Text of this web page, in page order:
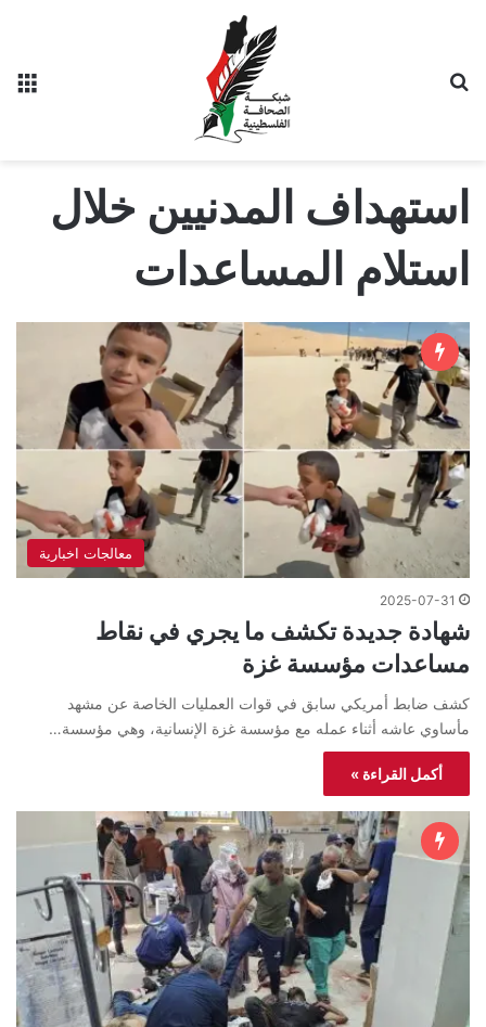
استهداف المدنيين خلال
استلام المساعدات
معالجات اخبارية
2025-07-31
شهادة جديدة تكشف ما يجري في نقاط
مساعدات مؤسسة غزة
كشف ضابط أمريكي سابق في قوات العمليات الخاصة عن مشهد
مأساوي عاشه أثناء عمله مع مؤسسة غزة الإنسانية، وهي مؤسسة…
أكمل القراءة »